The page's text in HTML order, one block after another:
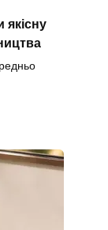
якісну